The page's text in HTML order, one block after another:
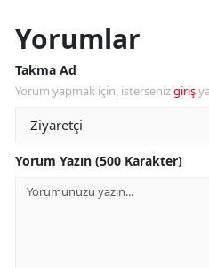
Yorumlar
Takma Ad
Yorum yapmak için, istersenizgiriş
Yorum Yazın (500 Karakter)